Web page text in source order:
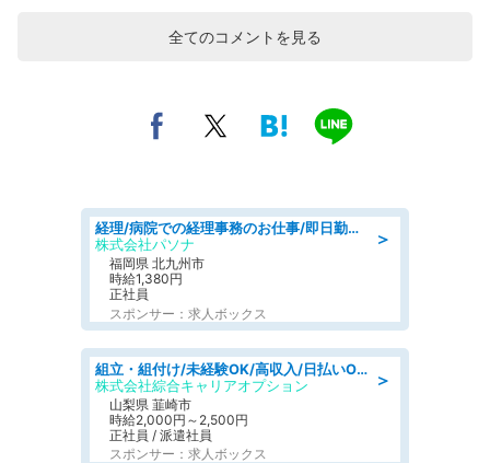
全てのコメントを見る
＞
経理/病院での経理事務のお仕事/即日勤務可/車通勤可/経理/一般事務
株式会社パソナ
福岡県 北九州市
時給1,380円
正社員
スポンサー：求人ボックス
＞
組立・組付け/未経験OK/高収入/日払いOK/寮費無料/日勤
株式会社綜合キャリアオプション
山梨県 韮崎市
時給2,000円～2,500円
正社員 / 派遣社員
スポンサー：求人ボックス